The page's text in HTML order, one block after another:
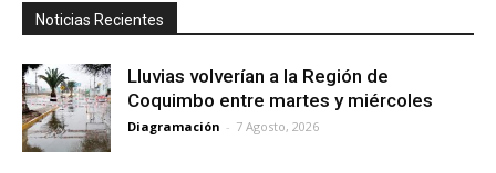
Noticias Recientes
Lluvias volverían a la Región de
Coquimbo entre martes y miércoles
Diagramación - 7 Agosto, 2026